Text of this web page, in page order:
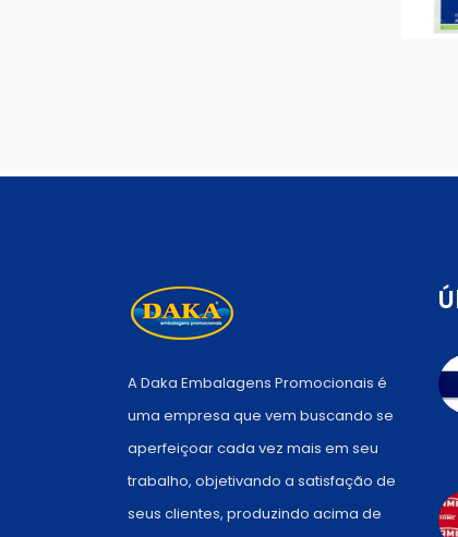
A Daka Embalagens Promocionais é
uma empresa que vem buscando se
aperfeiçoar cada vez mais em seu
trabalho, objetivando a satisfação de
seus clientes, produzindo acima de